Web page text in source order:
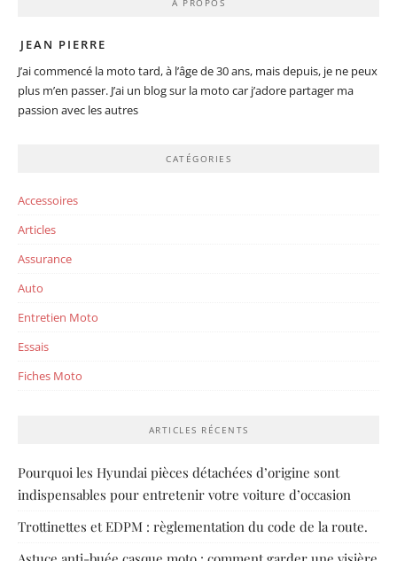
A PROPOS
JEAN PIERRE
J’ai commencé la moto tard, à l’âge de 30 ans, mais depuis, je ne peux
plus m’en passer. J’ai un blog sur la moto car j’adore partager ma
passion avec les autres
CATÉGORIES
Accessoires
Articles
Assurance
Auto
Entretien Moto
Essais
Fiches Moto
ARTICLES RÉCENTS
Pourquoi les Hyundai pièces détachées d’origine sont
indispensables pour entretenir votre voiture d’occasion
Trottinettes et EDPM : règlementation du code de la route.